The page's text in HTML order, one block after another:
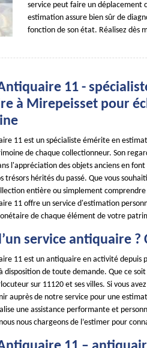
service peut faire un déplacement
estimation assure bien sûr de
fonction de son état. Réalisez dès
11 -
à Mirepeisset pour
11 est un spécialiste émérite en
de chaque collectionneur. Son
l'appréciation des objets anciens en
trésors hérités du passé. Que vous
entière ou simplement
11 offre un service d'estimation
de chaque élément de votre
service antiquaire ?
11 est un antiquaire en activité depuis
disposition de toute demande. Que ce
sur 11120 et ses villes. Si vous
auprès de notre service pour une
une assistance performante et
nous chargeons de l’estimer pour